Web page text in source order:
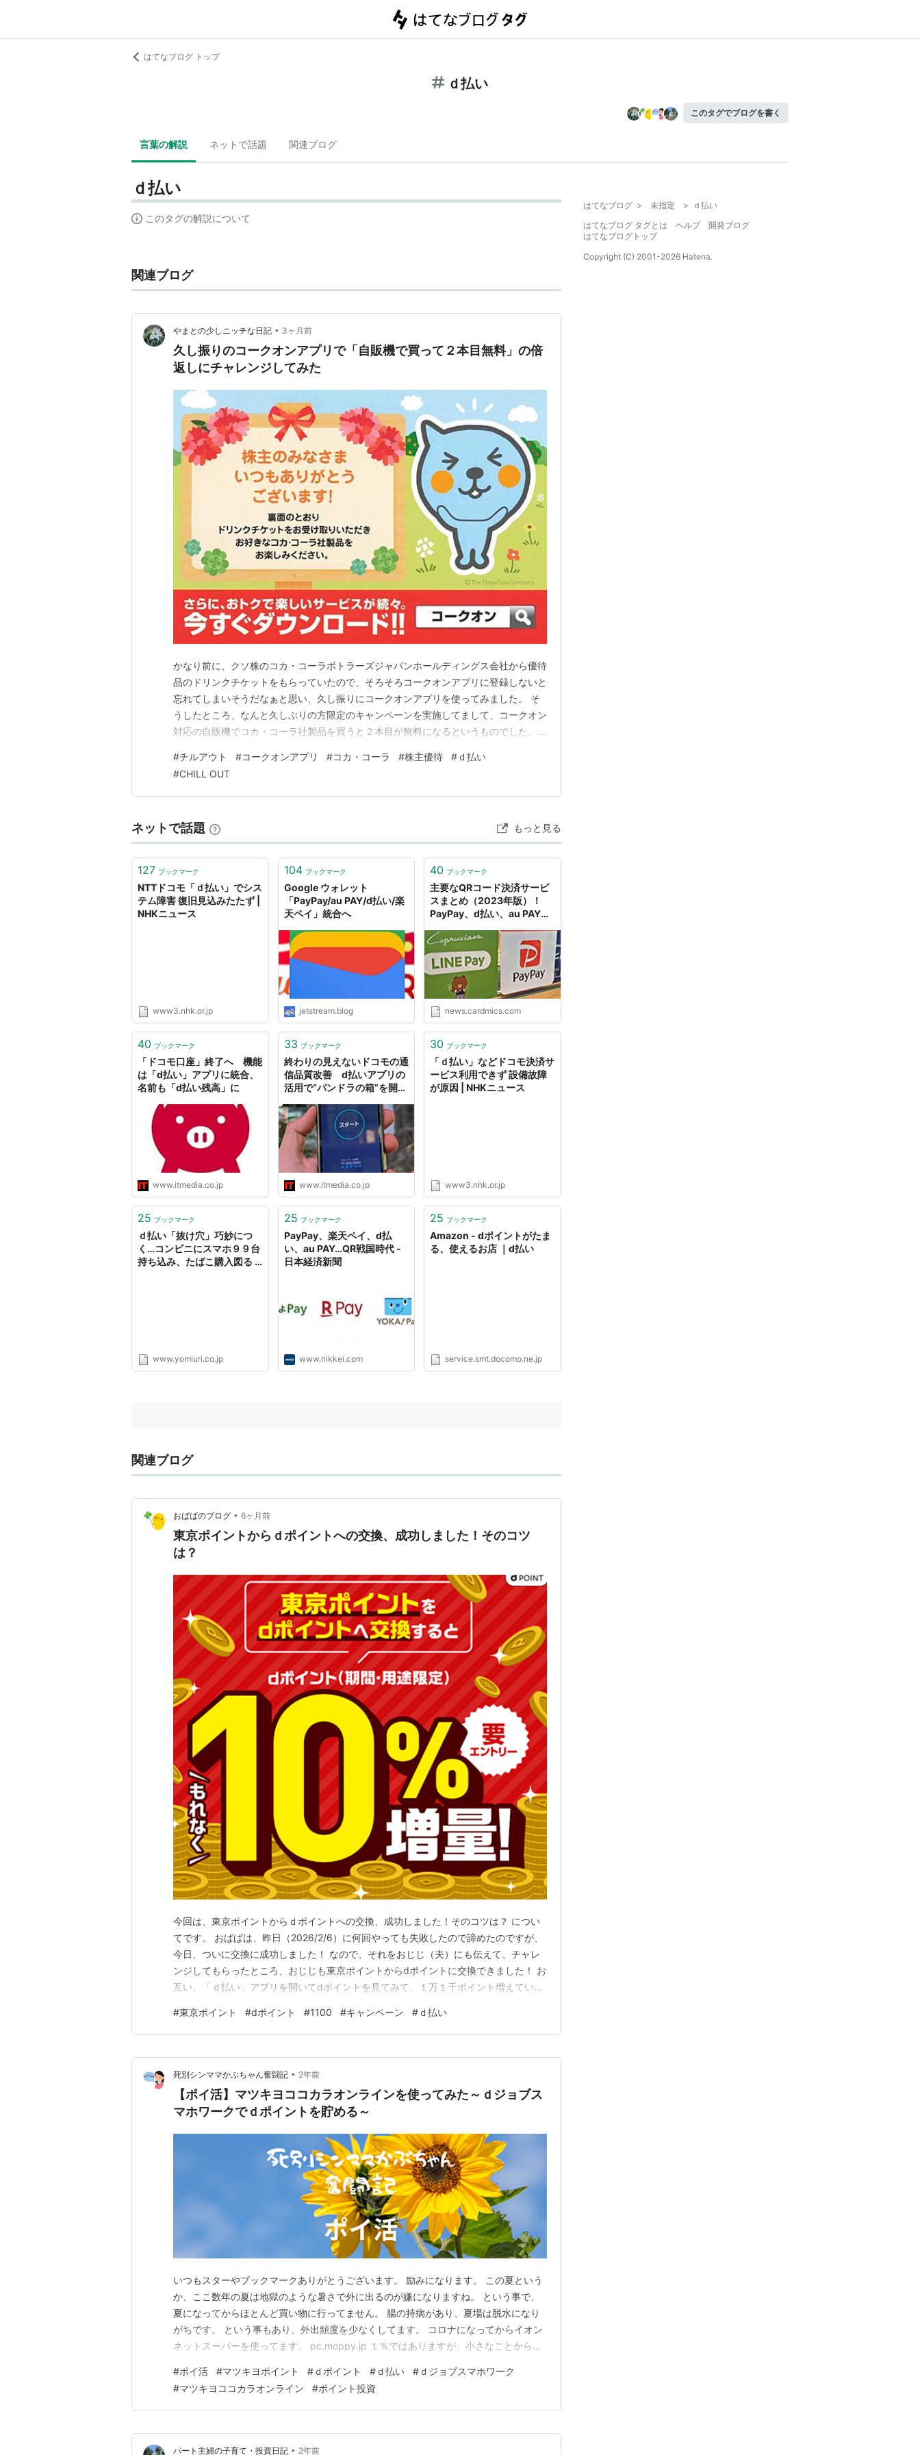
はてなブログ トップ
ｄ払い
このタグでブログを書く
言葉の解説 ネットで話題 関連ブログ
ｄ払い
このタグの解説について
関連ブログ
やまとの少しニッチな日記 • 3ヶ月前
久し振りのコークオンアプリで「自販機で買って２本目無料」の倍
返しにチャレンジしてみた
かなり前に、クソ株のコカ・コーラボトラーズジャパンホールディングス会社から優待
品のドリンクチケットをもらっていたので、そろそろコークオンアプリに登録しないと
忘れてしまいそうだなぁと思い、久し振りにコークオンアプリを使ってみました。 そ
うしたところ、なんと久しぶりの方限定のキャンペーンを実施してまして、コークオン
対応の自販機でコカ・コーラ社製品を買うと２本目が無料になるというものでした。
ニでよく見かけるものでして、たまにコンビニに行くと、半額になるからと思いついつ
いその商品を買ってしまうんです。 でもね、レシートにつ…
#チルアウト #コークオンアプリ #コカ・コーラ #株主優待 # ｄ払い
#CHILL OUT
ネットで話題 もっと見る
127 ブックマーク
NTTドコモ「ｄ払い」でシス
テム障害 復旧見込みたたず |
NHKニュース
www3.nhk.or.jp
104 ブックマーク
Google ウォレット
「PayPay/au PAY/d払い/楽
天ペイ」統合へ
jetstream.blog
40 ブックマーク
主要なQRコード決済サービ
スまとめ（2023年版）！
PayPay、d払い、au PAYな
えるサービスをまとめまし
た。 - クレジットカードの読
みもの
news.cardmics.com
40 ブックマーク
「ドコモ口座」終了へ 機能
は「d払い」アプリに統合、
名前も「d払い残高」に
www.itmedia.co.jp
33 ブックマーク
終わりの見えないドコモの通
信品質改善 d払いアプリの
活用で“パンドラの箱”を開く
www.itmedia.co.jp
30 ブックマーク
「ｄ払い」などドコモ決済サ
ービス利用できず 設備故障
が原因 | NHKニュース
www3.nhk.or.jp
25 ブックマーク
ｄ払い「抜け穴」巧妙につ
く…コンビニにスマホ９９台
持ち込み、たばこ購入図る :
www.yomiuri.co.jp
25 ブックマーク
PayPay、楽天ペイ、d払
い、au PAY…QR戦国時代 -
日本経済新聞
www.nikkei.com
25 ブックマーク
Amazon - dポイントがたま
る、使えるお店 ｜d払い
service.smt.docomo.ne.jp
関連ブログ
おばばのブログ • 6ヶ月前
東京ポイントからｄポイントへの交換、成功しました！そのコツ
は？
今回は、東京ポイントからｄポイントへの交換、成功しました！そのコツは？ につい
てです。 おばばは、昨日（2026/2/6）に何回やっても失敗したので諦めたのですが、
今日、ついに交換に成功しました！ なので、それをおじじ（夫）にも伝えて、チャレ
ンジしてもらったところ、おじじも東京ポイントからdポイントに交換できました！ お
互い、「ｄ払い」アプリを開いてdポイントを見てみて、１万１千ポイント増えている
当たり１１００円分が付与されるのを待つばかりです。 そうそう、ポイント増量には
キャンペーンへの「エントリー」が必要なので忘…
#東京ポイント #dポイント #1100 #キャンペーン # ｄ払い
死別シンママかぶちゃん奮闘記 • 2年前
【ポイ活】マツキヨココカラオンラインを使ってみた～ｄジョブス
マホワークでｄポイントを貯める～
いつもスターやブックマークありがとうございます。 励みになります。 この夏という
か、ここ数年の夏は地獄のような暑さで外に出るのが嫌になりますね。 という事で、
夏になってからほとんど買い物に行ってません。 腸の持病があり、夏場は脱水になり
がちです。 という事もあり、外出頻度を少なくしてます。 コロナになってからイオン
ネットスーパーを使ってます。 pc.moppy.jp １％ではありますが、小さなことからコ
要になります。 タイミングが合えば、イオンネットスーパーで医薬品も注文するので
すが、注文した商品が少ないと配達料も…
#ポイ活 #マツキヨポイント # ｄポイント # ｄ払い # ｄジョブスマホワーク
#マツキヨココカラオンライン #ポイント投資
パート主婦の子育て・投資日記 • 2年前
はてなブログ > 未指定 >
ｄ払い
はてなブログ タグとは
ヘルプ
開発ブログ
はてなブログトップ
Copyright (C) 2001-2026 Hatena.